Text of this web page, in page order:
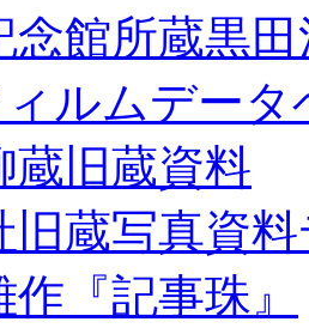
念館所蔵黒
ルムデータ
蔵旧蔵資料
旧蔵写真資
『記事珠』